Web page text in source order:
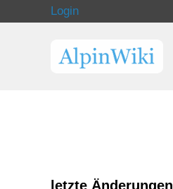
Login
letzte Änderungen